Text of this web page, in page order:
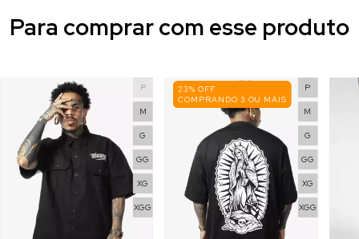
Para comprar com esse produto
P
M
G
GG
XG
XGG
P
M
G
GG
XG
XGG
23% OFF
COMPRANDO 3 OU MAIS